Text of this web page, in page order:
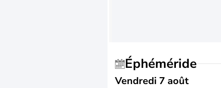
Éphéméride
Vendredi 7 août